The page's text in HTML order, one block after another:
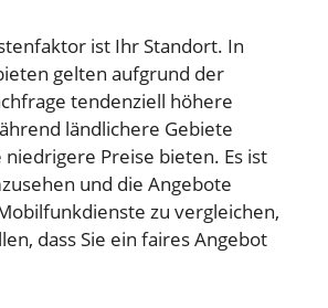
ist Ihr Standort. In
gelten aufgrund der
tendenziell höhere
ländlichere Gebiete
Preise bieten. Es ist
und die Angebote
zu vergleichen,
dass Sie ein faires Angebot